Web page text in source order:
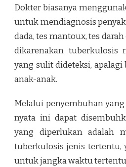
Dokter biasanya
untuk mendiagnosis
dada, tes mantoux, tes
dikarenakan tuberkulosis
yang sulit dideteksi,
anak-anak.
Melalui penyembuhan
nyata ini dapat
yang diperlukan adalah
tuberkulosis jenis tertentu,
untuk jangka waktu